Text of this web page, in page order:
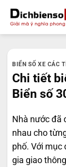
qua
nội
BIỂN SỐ XE CÁC
Chi tiết
Biển số
Nhà nước đã
nhau cho
phố. Với mục
gia giao